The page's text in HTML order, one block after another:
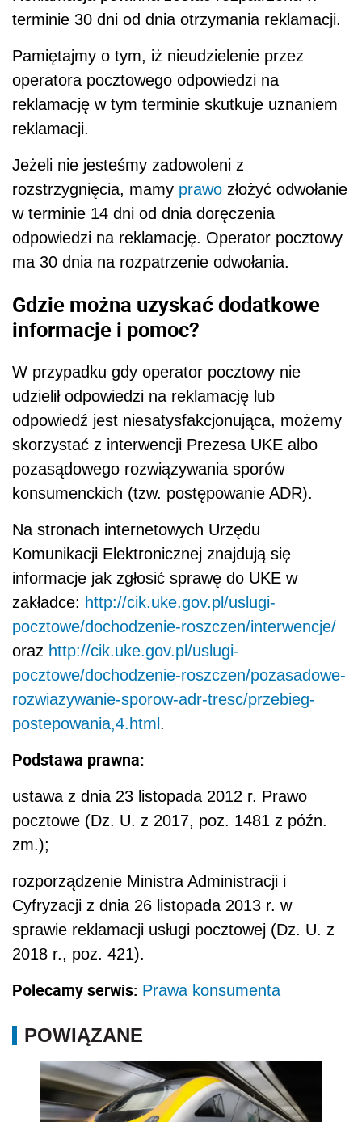
terminie 30 dni od dnia otrzymania reklamacji.
Pamiętajmy o tym, iż nieudzielenie przez
operatora pocztowego odpowiedzi na
reklamację w tym terminie skutkuje uznaniem
reklamacji.
Jeżeli nie jesteśmy zadowoleni z
rozstrzygnięcia, mamy prawo złożyć odwołanie
w terminie 14 dni od dnia doręczenia
odpowiedzi na reklamację. Operator pocztowy
ma 30 dnia na rozpatrzenie odwołania.
Gdzie można uzyskać dodatkowe
informacje i pomoc?
W przypadku gdy operator pocztowy nie
udzielił odpowiedzi na reklamację lub
odpowiedź jest niesatysfakcjonująca, możemy
skorzystać z interwencji Prezesa UKE albo
pozasądowego rozwiązywania sporów
konsumenckich (tzw. postępowanie ADR).
Na stronach internetowych Urzędu
Komunikacji Elektronicznej znajdują się
informacje jak zgłosić sprawę do UKE w
zakładce: http://cik.uke.gov.pl/uslugi-
pocztowe/dochodzenie-roszczen/interwencje/
oraz http://cik.uke.gov.pl/uslugi-
pocztowe/dochodzenie-roszczen/pozasadowe-
rozwiazywanie-sporow-adr-tresc/przebieg-
postepowania,4.html.
Podstawa prawna:
ustawa z dnia 23 listopada 2012 r. Prawo
pocztowe (Dz. U. z 2017, poz. 1481 z późn.
zm.);
rozporządzenie Ministra Administracji i
Cyfryzacji z dnia 26 listopada 2013 r. w
sprawie reklamacji usługi pocztowej (Dz. U. z
2018 r., poz. 421).
Polecamy serwis: Prawa konsumenta
POWIĄZANE